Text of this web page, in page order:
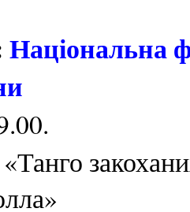
Національна